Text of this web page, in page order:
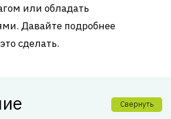
или обладать
Давайте подробнее
сделать.
Свернуть